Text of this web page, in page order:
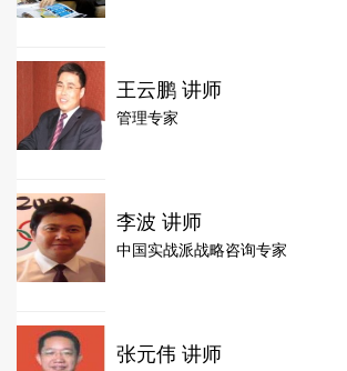
王云鹏 讲师
管理专家
李波 讲师
中国实战派战略咨询专家
张元伟 讲师